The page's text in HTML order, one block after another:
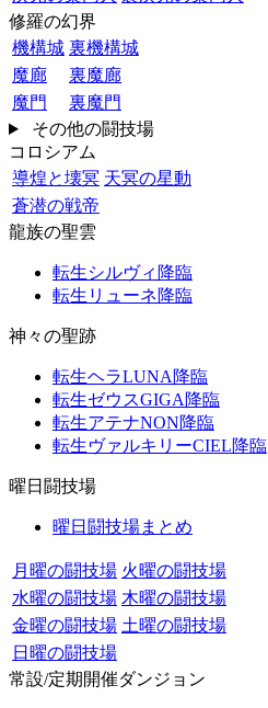
修羅の幻界
機構城 裏機構城
魔廊
裏魔廊
魔門
裏魔門
その他の闘技場
コロシアム
導煌と壊冥 天冥の星動
蒼潜の戦帝
龍族の聖雲
転生シルヴィ降臨
転生リューネ降臨
神々の聖跡
転生ヘラLUNA降臨
転生ゼウスGIGA降臨
転生アテナNON降臨
転生ヴァルキリーCIEL降臨
曜日闘技場
曜日闘技場まとめ
月曜の闘技場 火曜の闘技場
水曜の闘技場 木曜の闘技場
金曜の闘技場 土曜の闘技場
日曜の闘技場
常設/定期開催ダンジョン